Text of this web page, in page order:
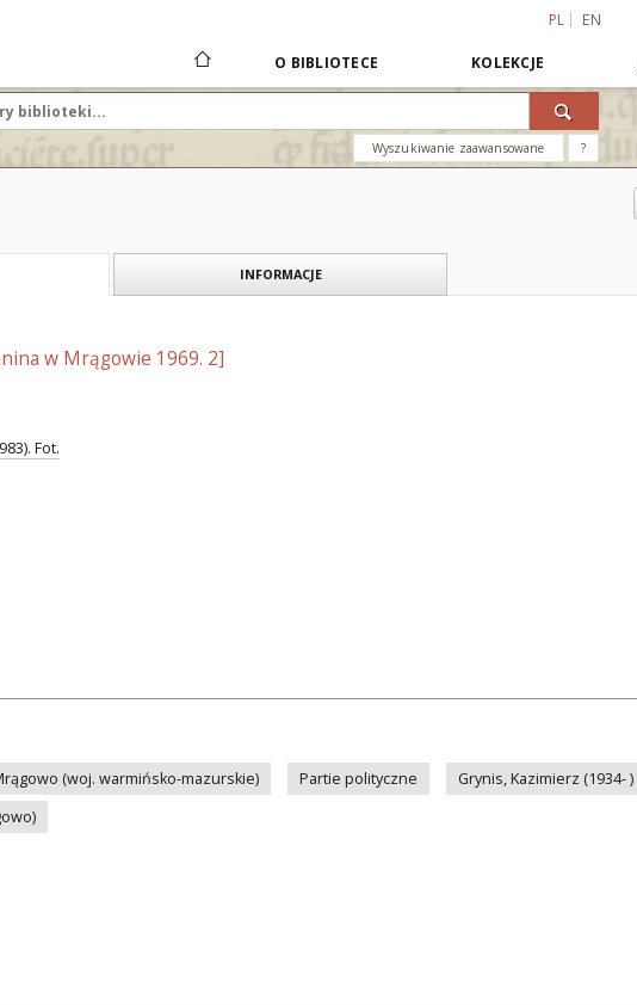
PL EN
O BIBLIOTECE KOLEKCJE
Wyszukiwanie zaawansowane ?
INFORMACJE
w Mrągowie 1969. 2]
Fot.
(woj. warmińsko-mazurskie) Partie polityczne Grynis, Kazimierz (1934- )